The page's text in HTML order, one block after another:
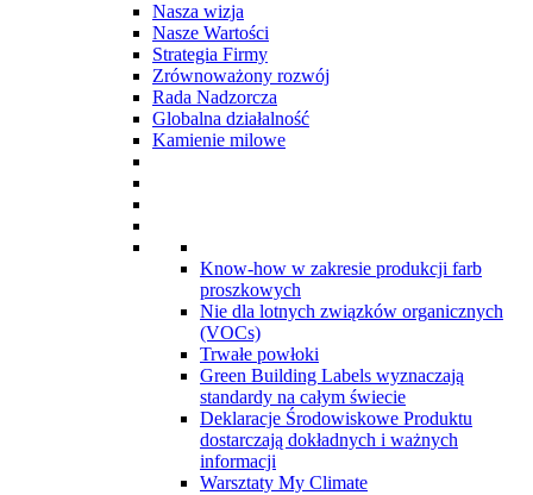
Nasza wizja
Nasze Wartości
Strategia Firmy
Zrównoważony rozwój
Rada Nadzorcza
Globalna działalność
Kamienie milowe
Know-how w zakresie produkcji farb
proszkowych
Nie dla lotnych związków organicznych
(VOCs)
Trwałe powłoki
Green Building Labels wyznaczają
standardy na całym świecie
Deklaracje Środowiskowe Produktu
dostarczają dokładnych i ważnych
informacji
Warsztaty My Climate